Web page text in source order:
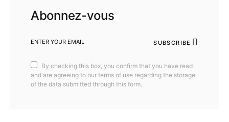
Abonnez-vous
SUBSCRIBE
By checking this box, you confirm that you have read
and are agreeing to our terms of use regarding the storage
of the data submitted through this form.